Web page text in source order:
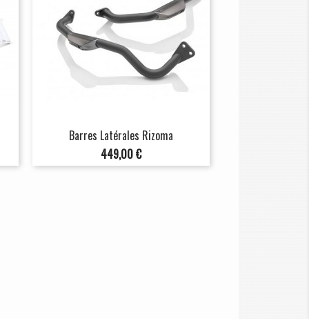
Barres Latérales Rizoma
Prix
449,00 €